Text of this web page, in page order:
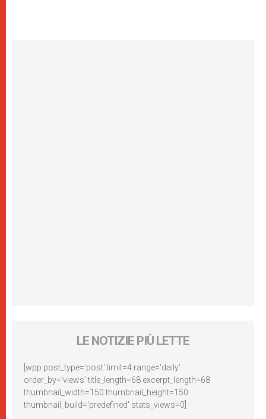
LE NOTIZIE PIÙ LETTE
[wpp post_type='post' limit=4 range='daily'
order_by='views' title_length=68 excerpt_length=68
thumbnail_width=150 thumbnail_height=150
thumbnail_build='predefined' stats_views=0]